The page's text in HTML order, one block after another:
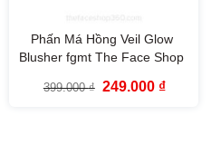
Phấn Má Hồng Veil Glow
Blusher fgmt The Face Shop
399.000₫ Giá
249.000 ₫Giá